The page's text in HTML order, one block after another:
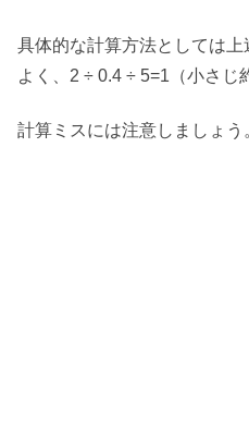
具体的な計算方法としては
よく、2 ÷ 0.4 ÷ 5=1（小さじ
計算ミスには注意しましょう